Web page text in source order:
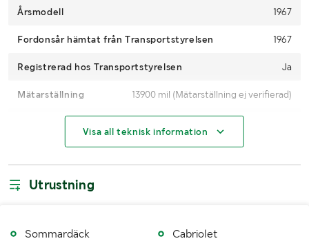
Årsmodell 1967
Fordonsår hämtat från Transportstyrelsen 1967
Registrerad hos Transportstyrelsen Ja
Mätarställning 13900 mil (Mätarställning ej verifierad)
Motoreffekt 184 kW / 250 hp
Fordonsstatus
Visa all teknisk information
Utrustning
Sommardäck
Cabriolet